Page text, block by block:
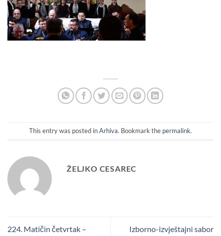
This entry was posted inArhiva. Bookmark the permalink.
ŽELJKO CESAREC
224. Matičin četvrtak –
Izborno-izvještajni sabor